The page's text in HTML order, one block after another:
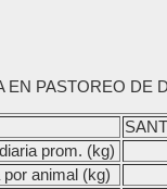
PASTOREO DE
prom. (kg)
animal (kg)